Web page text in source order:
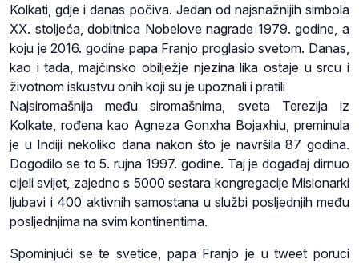
Kolkati, gdje i danas počiva. Jedan od najsnažnijih simbola
XX. stoljeća, dobitnica Nobelove nagrade 1979. godine, a
koju je 2016. godine papa Franjo proglasio svetom. Danas,
kao i tada, majčinsko obilježje njezina lika ostaje u srcu i
životnom iskustvu onih koji su je upoznali i pratili
Najsiromašnija među siromašnima, sveta Terezija iz
Kolkate, rođena kao Agneza Gonxha Bojaxhiu, preminula
je u Indiji nekoliko dana nakon što je navršila 87 godina.
Dogodilo se to 5. rujna 1997. godine. Taj je događaj dirnuo
cijeli svijet, zajedno s 5000 sestara kongregacije Misionarki
ljubavi i 400 aktivnih samostana u službi posljednjih među
posljednjima na svim kontinentima.
Spominjući se te svetice, papa Franjo je u tweet poruci